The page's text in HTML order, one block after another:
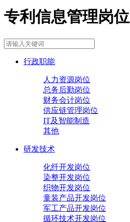
专利信息管理岗位
行政职能
人力资源岗位
总务后勤岗位
财务会计岗位
供应链管理岗位
IT及智能制造
其他
研发技术
化纤开发岗位
染整开发岗位
织物开发岗位
童装产品开发岗位
军工产品开发岗位
循环技术开发岗位